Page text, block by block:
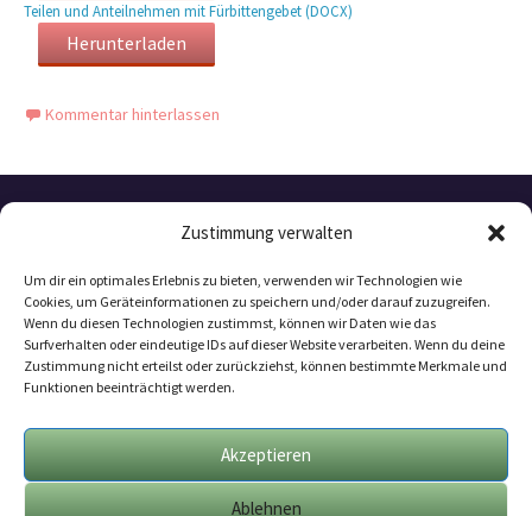
Zustimmung verwalten
Um dir ein optimales Erlebnis zu bieten, verwenden wir Technologien wie
Cookies, um Geräteinformationen zu speichern und/oder darauf zuzugreifen.
Wenn du diesen Technologien zustimmst, können wir Daten wie das
Surfverhalten oder eindeutige IDs auf dieser Website verarbeiten. Wenn du deine
Zustimmung nicht erteilst oder zurückziehst, können bestimmte Merkmale und
Funktionen beeinträchtigt werden.
Akzeptieren
Ablehnen
Teilen und Anteilnehmen mit Fürbittengebet (DOCX)
Herunterladen
Kommentar hinterlassen
Geschäftsbedingungen